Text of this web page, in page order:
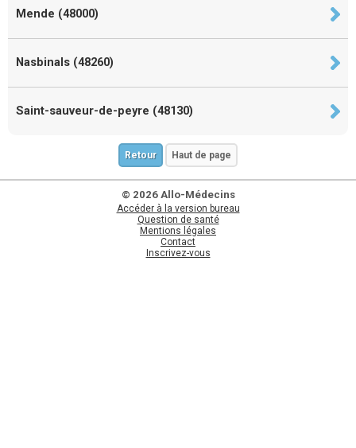
Mende (48000)
Nasbinals (48260)
Saint-sauveur-de-peyre (48130)
Retour Haut de page
© 2026 Allo-Médecins
Accéder à la version bureau
Question de santé
Mentions légales
Contact
Inscrivez-vous